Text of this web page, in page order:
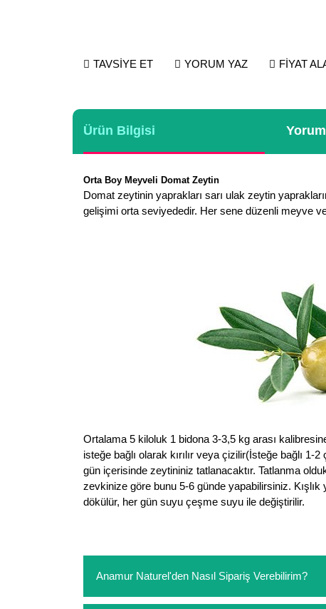
TAVSİYE ET YORUM YAZ FİYAT
Ürün Bilgisi
Orta Boy Meyveli Domat Zeytin
Domat zeytinin yaprakları sarı ulak zeytin
gelişimi orta seviyededir. Her sene düzenli meyve
Ortalama 5 kiloluk 1 bidona 3-3,5 kg arası
isteğe bağlı olarak kırılır veya çizilir(İsteğe bağlı
gün içerisinde zeytininiz tatlanacaktır. Tatlanma
zevkinize göre bunu 5-6 günde yapabilirsiniz.
dökülür, her gün suyu çeşme suyu ile değiştirilir.
Anamur Naturel'den Nasıl Sipariş Verebilirim?